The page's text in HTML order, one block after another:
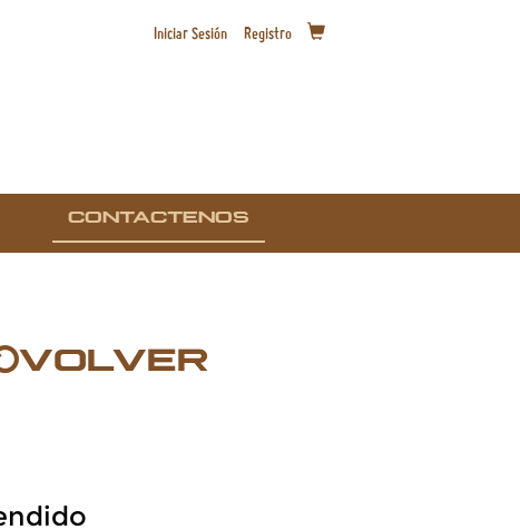
Iniciar Sesión Registro
CONTACTENOS
VOLVER